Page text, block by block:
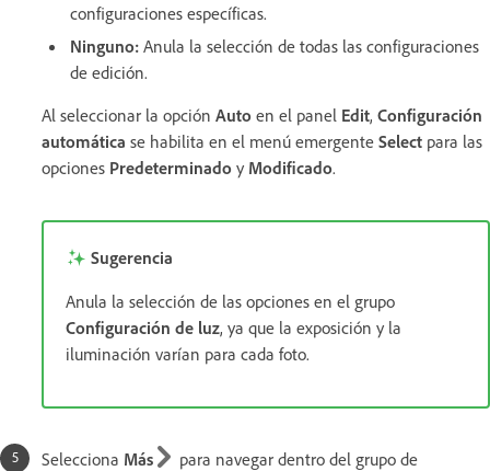
configuraciones específicas.
Ninguno: Anula la selección de todas las configuraciones
de edición.
Al seleccionar la opción Auto en el panel Edit, Configuración
automática se habilita en el menú emergente Select para las
opciones Predeterminado y Modificado.
Sugerencia
Anula la selección de las opciones en el grupo
Configuración de luz, ya que la exposición y la
iluminación varían para cada foto.
Selecciona Más
para navegar dentro del grupo de